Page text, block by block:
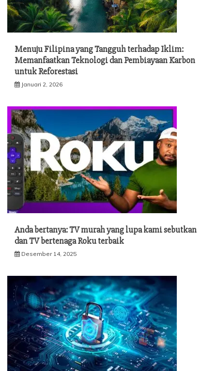
Menuju Filipina yang Tangguh terhadap Iklim:
Memanfaatkan Teknologi dan Pembiayaan Karbon
untuk Reforestasi
Januari 2, 2026
Anda bertanya: TV murah yang lupa kami sebutkan
dan TV bertenaga Roku terbaik
Desember 14, 2025